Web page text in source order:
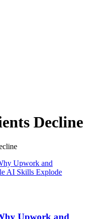
Decline
Upwork and